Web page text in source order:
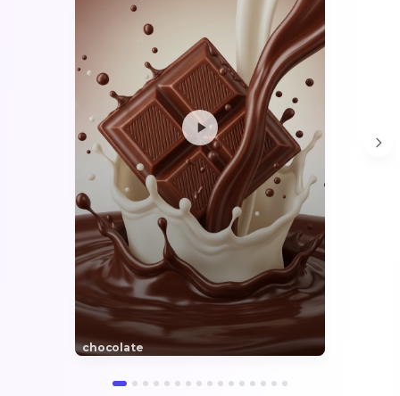
chocolate